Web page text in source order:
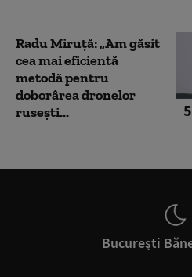
5
Radu Miruță: „Am găsit
cea mai eficientă
metodă pentru
doborârea dronelor
rusești...
București